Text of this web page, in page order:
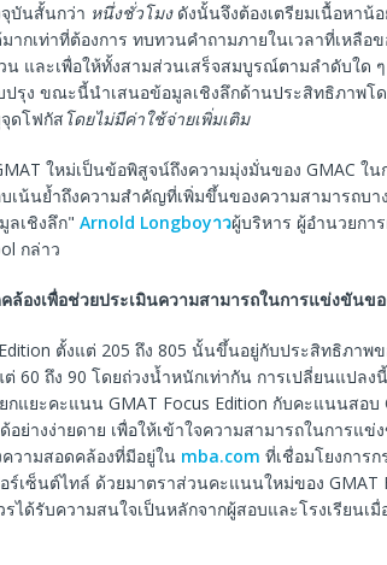
จุบันสั้นกว่า หนึ่งชั่วโมงดังนั้นจึงต้องเตรียมเนื้อหาน้
ากเท่าที่ต้องการ ทบทวนคำถามภายในเวลาที่เหลือ
และเพื่อให้ทั้งสามส่วนเสร็จสมบูรณ์ตามลำดับใด
ปรุง ขณะนี้นำเสนอข้อมูลเชิงลึกด้านประสิทธิภาพโ
ดโฟกัส โดยไม่มีค่าใช้จ่ายเพิ่มเติม
ใหม่เป็นข้อพิสูจน์ถึงความมุ่งมั่นของ GMAC ใน
เน้นย้ำถึงความสำคัญที่เพิ่มขึ้นของความสามารถบา
ลเชิงลึก" Arnold Longboyาวผู้บริหาร ผู้อำนวยกา
กล่าว
องเพื่อช่วยประเมินความสามารถในการแข่งขันข
ตั้งแต่ 205 ถึง 805 นั้นขึ้นอยู่กับประสิทธิภาพ
60 ถึง 90 โดยถ่วงน้ำหนักเท่ากัน การเปลี่ยนแปลง
กแยะคะแนน GMAT Focus Edition กับคะแนนสอบ
ย่างง่ายดาย เพื่อให้เข้าใจความสามารถในการแข่
วามสอดคล้องที่มีอยู่ใน mba.com ที่เชื่อมโยงการ
ร์เซ็นต์ไทล์ ด้วยมาตราส่วนคะแนนใหม่ของ GMAT
ได้รับความสนใจเป็นหลักจากผู้สอบและโรงเรียนเมื่